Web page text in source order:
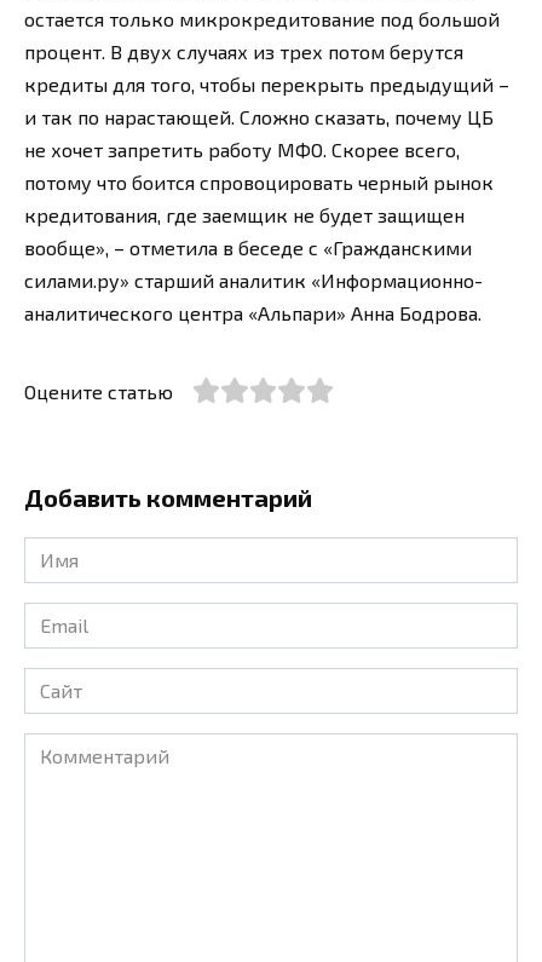
остается только микрокредитование под большой
процент. В двух случаях из трех потом берутся
кредиты для того, чтобы перекрыть предыдущий –
и так по нарастающей. Сложно сказать, почему ЦБ
не хочет запретить работу МФО. Скорее всего,
потому что боится спровоцировать черный рынок
кредитования, где заемщик не будет защищен
вообще», – отметила в беседе с «Гражданскими
силами.ру» старший аналитик «Информационно-
аналитического центра «Альпари» Анна Бодрова.
Оцените статью
Добавить комментарий
Имя
*
Email
*
Сайт
Комментарий